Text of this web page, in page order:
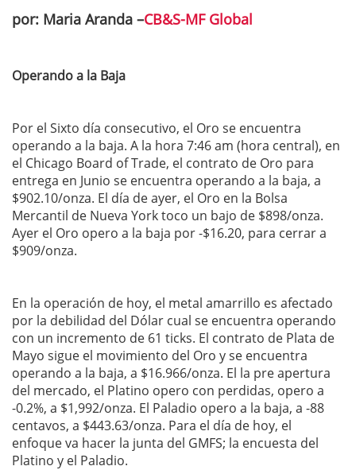
por: Maria Aranda –CB&S-MF Global
Operando a la Baja
Por el Sixto día consecutivo, el Oro se encuentra
operando a la baja. A la hora 7:46 am (hora central), en
el Chicago Board of Trade, el contrato de Oro para
entrega en Junio se encuentra operando a la baja, a
$902.10/onza. El día de ayer, el Oro en la Bolsa
Mercantil de Nueva York toco un bajo de $898/onza.
Ayer el Oro opero a la baja por -$16.20, para cerrar a
$909/onza.
En la operación de hoy, el metal amarrillo es afectado
por la debilidad del Dólar cual se encuentra operando
con un incremento de 61 ticks. El contrato de Plata de
Mayo sigue el movimiento del Oro y se encuentra
operando a la baja, a $16.966/onza. El la pre apertura
del mercado, el Platino opero con perdidas, opero a
-0.2%, a $1,992/onza. El Paladio opero a la baja, a -88
centavos, a $443.63/onza. Para el día de hoy, el
enfoque va hacer la junta del GMFS; la encuesta del
Platino y el Paladio.